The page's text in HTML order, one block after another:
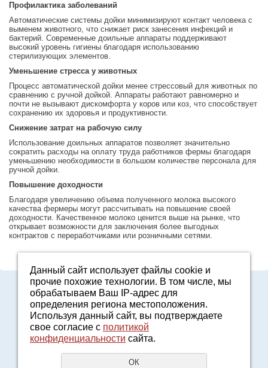
Профилактика заболеваний
Автоматические системы дойки минимизируют контакт человека с
выменем животного, что снижает риск занесения инфекций и
бактерий. Современные доильные аппараты поддерживают
высокий уровень гигиены благодаря использованию
стерилизующих элементов.
Уменьшение стресса у животных
Процесс автоматической дойки менее стрессовый для животных по
сравнению с ручной дойкой. Аппараты работают равномерно и
почти не вызывают дискомфорта у коров или коз, что способствует
сохранению их здоровья и продуктивности.
Снижение затрат на рабочую силу
Использование доильных аппаратов позволяет значительно
сократить расходы на оплату труда работников фермы благодаря
уменьшению необходимости в большом количестве персонала для
ручной дойки.
Повышение доходности
Благодаря увеличению объема полученного молока высокого
качества фермеры могут рассчитывать на повышение своей
доходности. Качественное молоко ценится выше на рынке, что
открывает возможности для заключения более выгодных
контрактов с переработчиками или розничными сетями.
Адрес: Свердловская область, г. Арамиль, ул. Базовая, 2
E-mail:2161601@mail.ru
Политика конфиденциальности
8-800-7000-371
Звонок бесплатный
UR66.TOP
Данный сайт использует файлы cookie и
прочие похожие технологии. В том числе, мы
обрабатываем Ваш IP-адрес для
определения региона местоположения.
Используя данный сайт, вы подтверждаете
свое согласие с политикой
конфиденциальности сайта.
ОК